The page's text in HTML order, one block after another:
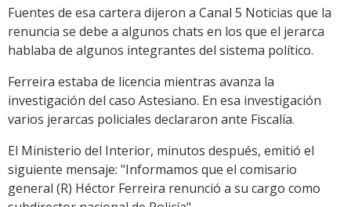
Fuentes de esa cartera dijeron a Canal 5 Noticias que la
renuncia se debe a algunos chats en los que el jerarca
hablaba de algunos integrantes del sistema político.
Ferreira estaba de licencia mientras avanza la
investigación del caso Astesiano. En esa investigación
varios jerarcas policiales declararon ante Fiscalía.
El Ministerio del Interior, minutos después, emitió el
siguiente mensaje: "Informamos que el comisario
general (R) Héctor Ferreira renunció a su cargo como